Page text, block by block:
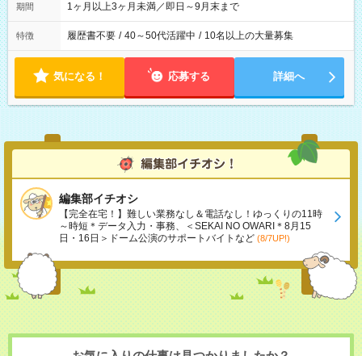
期間 1ヶ月以上3ヶ月未満／即日～9月末まで
特徴 履歴書不要 / 40～50代活躍中 / 10名以上の大量募集
気になる！ 応募する 詳細へ
編集部イチオシ
【完全在宅！】難しい業務なし＆電話なし！ゆっくりの11時
～時短＊データ入力・事務、＜SEKAI NO OWARI＊8月15
日・16日＞ドーム公演のサポートバイトなど (8/7UP!)